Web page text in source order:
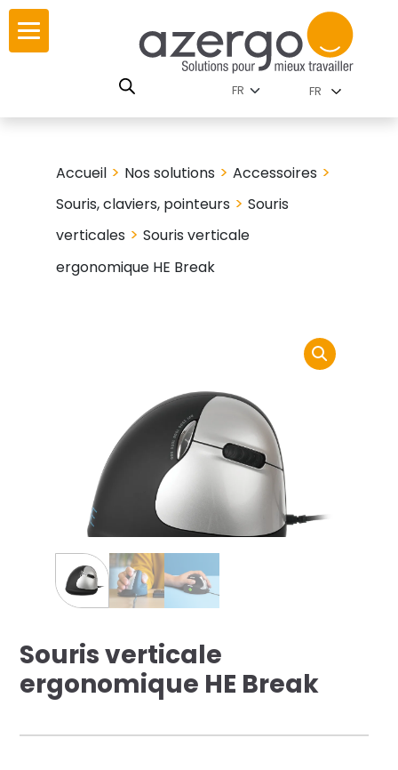
Skip
content
par famille
solutions...
FR
Accueil > Nos solutions >Accessoires >
Souris, claviers, pointeurs >Souris
verticales >Souris verticale
ergonomique HE Break
Souris verticale
ergonomique HE Break